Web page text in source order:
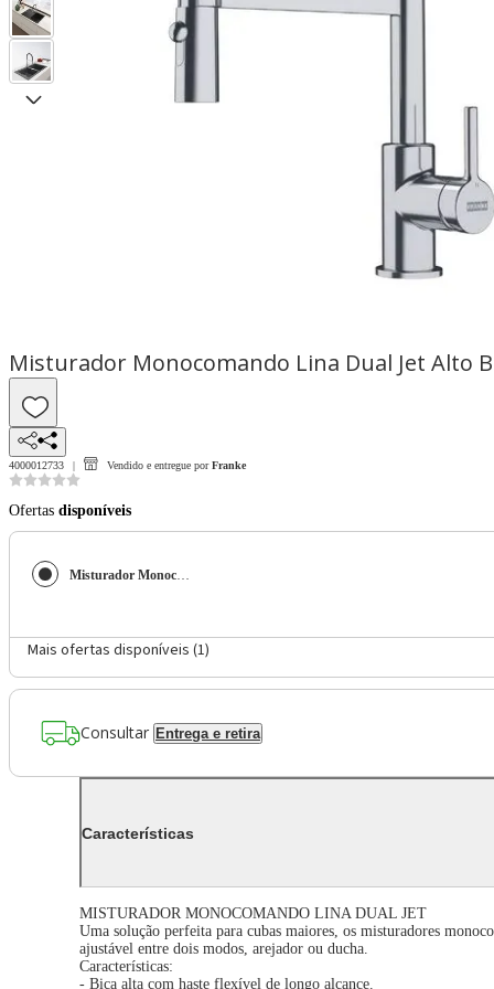
Misturador Monocomando Lina Dual Jet Alto
4000012733 Vendido e entregue por Franke
Ofertas disponíveis
Misturador Monocomando Lina Dual Jet Alto Brilho e Preto
Mais ofertas disponíveis (1)
Consultar Entrega e retira
Características
MISTURADOR MONOCOMANDO LINA DUAL JET
Uma solução perfeita para cubas maiores, os misturadores
ajustável entre dois modos, arejador ou ducha.
Características:
- Bica alta com haste flexível de longo alcance.